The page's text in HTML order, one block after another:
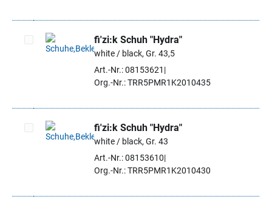
Artikel auswählen
fi'zi:k Schuh "Hydra"
white / black, Gr. 43,5
Art.-Nr.: 08153621
Org.-Nr.: TRR5PMR1K2010435
Artikel auswählen
fi'zi:k Schuh "Hydra"
white / black, Gr. 43
Art.-Nr.: 08153610
Org.-Nr.: TRR5PMR1K2010430